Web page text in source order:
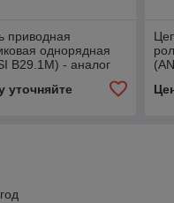
приводная
однорядная
B29.1M) - аналог
уточняйте